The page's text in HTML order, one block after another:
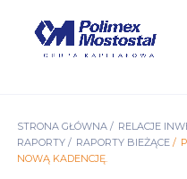
ŚCIEŻKA
STRONA GŁÓWNA RELACJE
RAPORTY
RAPORTY BIEŻĄCE
NOWĄ KADENCJĘ.